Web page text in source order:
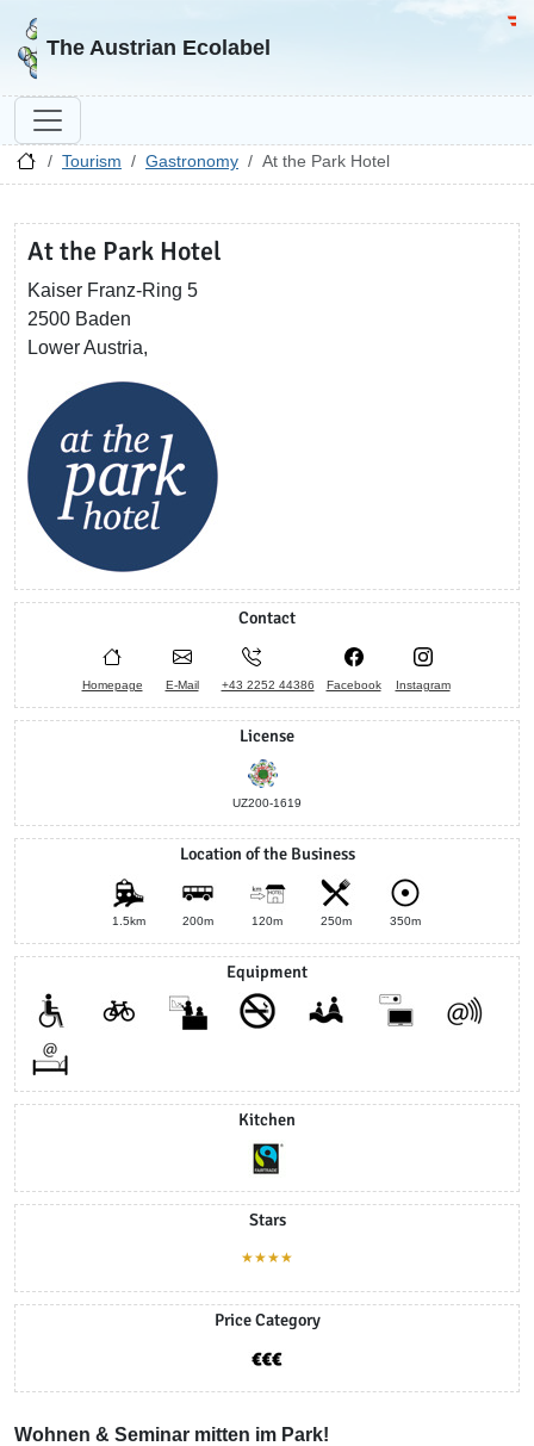
Go to homepage
The Austrian Ecolabel
Tourism Gastronomy At the Park Hotel
At the Park Hotel
Kaiser Franz-Ring 5
2500 Baden
Lower Austria,
Contact
Homepage E-Mail +43 2252 44386 Facebook Instagram
License
UZ200-1619
Location of the Business
1.5km 200m 120m 250m 350m
Equipment
Kitchen
Stars
★★★★
Price Category
Wohnen & Seminar mitten im Park!